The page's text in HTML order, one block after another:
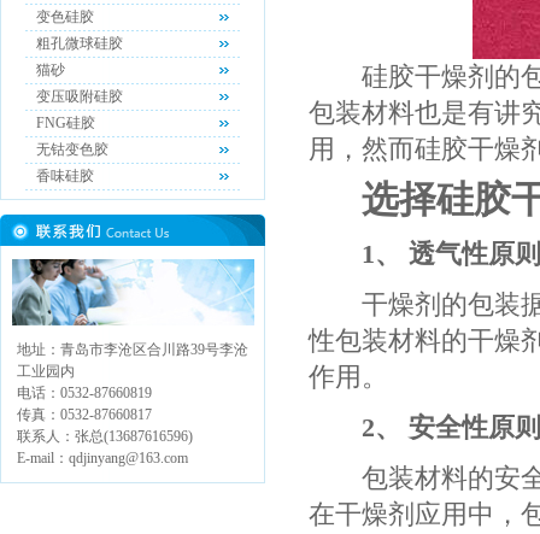
变色硅胶
粗孔微球硅胶
猫砂
变压吸附硅胶
FNG硅胶
无钴变色胶
香味硅胶
地址：青岛市李沧区合川路39号李沧
工业园内
电话：0532-87660819
传真：0532-87660817
联系人：张总(13687616596)
E-mail：qdjinyang@163.com
硅胶干燥剂的包
包装材料也是有讲
用，然而硅胶干燥
选择硅胶
1、 透气性原则
干燥剂的包装据
性包装材料的干燥
作用。
2、 安全性原则
包装材料的安全
在干燥剂应用中，